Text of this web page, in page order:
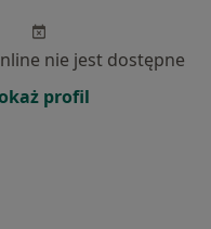
nie jest dostępne
profil